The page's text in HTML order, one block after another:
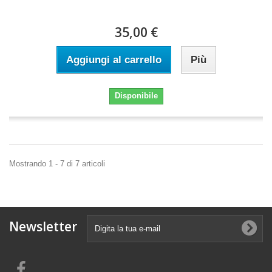
35,00 €
Aggiungi al carrello Più
Disponibile
Mostrando 1 - 7 di 7 articoli
Newsletter